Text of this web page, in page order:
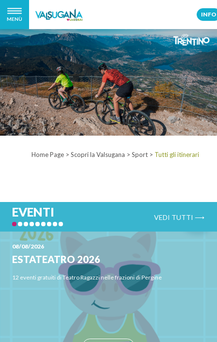
MENÙ
INFO
Home Page > Scopri la Valsugana > Sport > Tutti gli itinerari
EVENTI VEDI TUTTI ⟶
08/08/2026
ESTATEATRO 2026
12 eventi gratuiti di Teatro Ragazzi nelle frazioni di Pergine